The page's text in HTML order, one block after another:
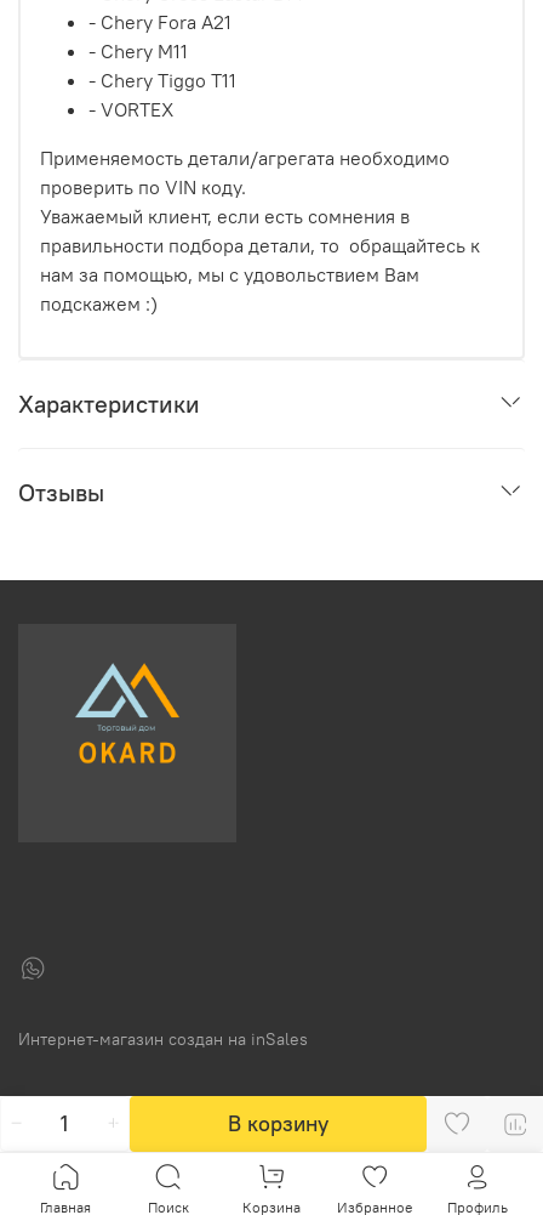
В корзину
- Chery Fora A21
- Chery M11
- Chery Tiggo T11
- VORTEX
Применяемость детали/агрегата необходимо
проверить по VIN коду.
Уважаемый клиент, если есть сомнения в
правильности подбора детали, то обращайтесь к
нам за помощью, мы с удовольствием Вам
подскажем :)
Характеристики
Отзывы
Интернет-магазин создан на inSales
Главная Поиск Корзина Избранное Профиль